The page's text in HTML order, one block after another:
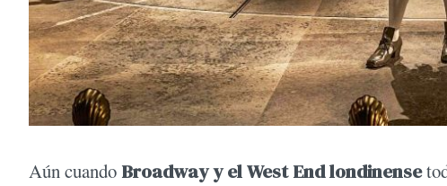
Aún cuando Broadway y el West End londinense